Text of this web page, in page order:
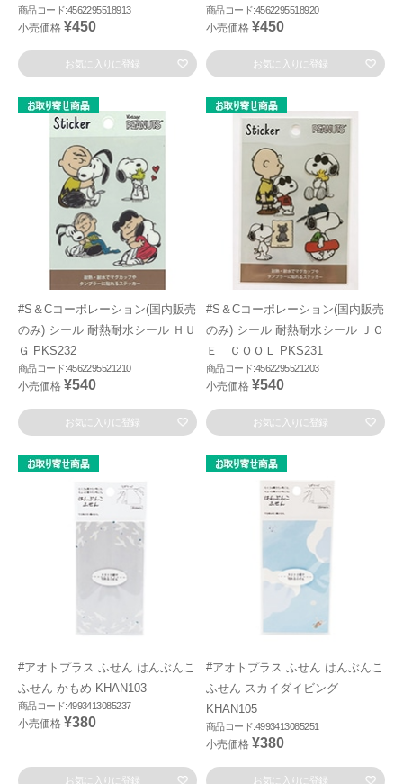
商品コード:4562295518913
小売価格 ¥450
お気に入りに登録
商品コード:4562295518920
小売価格 ¥450
お気に入りに登録
#S＆Cコーポレーション(国内販売
のみ) シール 耐熱耐水シール ＨＵ
Ｇ PKS232
商品コード:4562295521210
小売価格 ¥540
お気に入りに登録
#S＆Cコーポレーション(国内販売
のみ) シール 耐熱耐水シール ＪＯ
Ｅ ＣＯＯＬ PKS231
商品コード:4562295521203
小売価格 ¥540
お気に入りに登録
#アオトプラス ふせん はんぶんこ
ふせん かもめ KHAN103
商品コード:4993413085237
小売価格 ¥380
お気に入りに登録
#アオトプラス ふせん はんぶんこ
ふせん スカイダイビング
KHAN105
商品コード:4993413085251
小売価格 ¥380
お気に入りに登録